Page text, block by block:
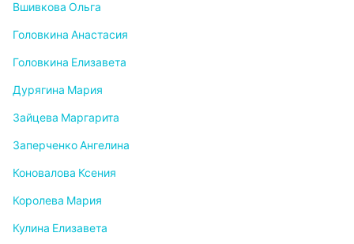
Вшивкова Ольга
Головкина Анастасия
Головкина Елизавета
Дурягина Мария
Зайцева Маргарита
Заперченко Ангелина
Коновалова Ксения
Королева Мария
Кулина Елизавета